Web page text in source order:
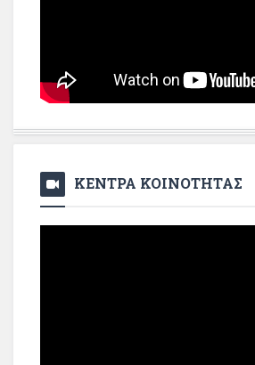
ΚΕΝΤΡΑ ΚΟΙΝΟΤΗΤΑΣ